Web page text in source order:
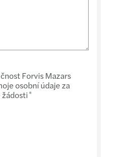
Forvis Mazars
osobní údaje za
*